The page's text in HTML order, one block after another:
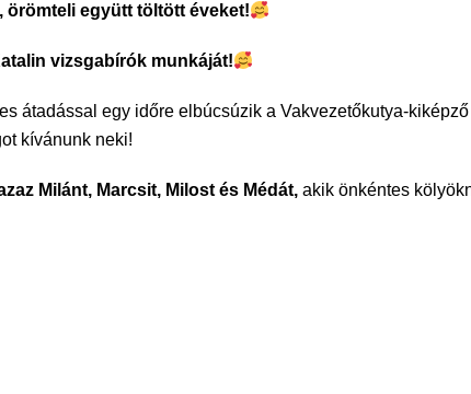
együtt töltött éveket!
vizsgabírók munkáját!
átadással egy időre elbúcsúzik a Vakvezetőkutya-
kívánunk neki!
Milánt, Marcsit, Milost és Médát, akik önkéntes